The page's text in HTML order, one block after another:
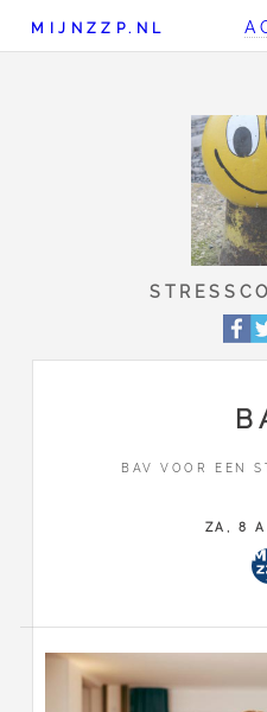
MIJNZZP.NL
BAV VOOR EEN
ZA, 8